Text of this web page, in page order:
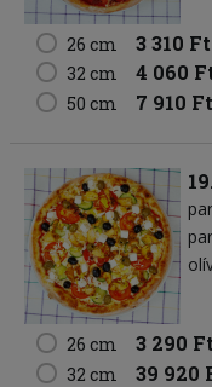
26 cm 3 310 Ft
32 cm 4 060
50 cm 7 910 Ft
26 cm 3 290 Ft
32 cm 39 920